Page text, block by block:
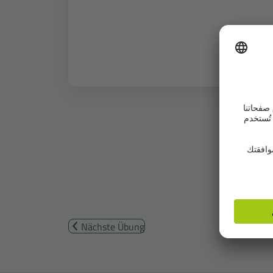
Nächste Übung